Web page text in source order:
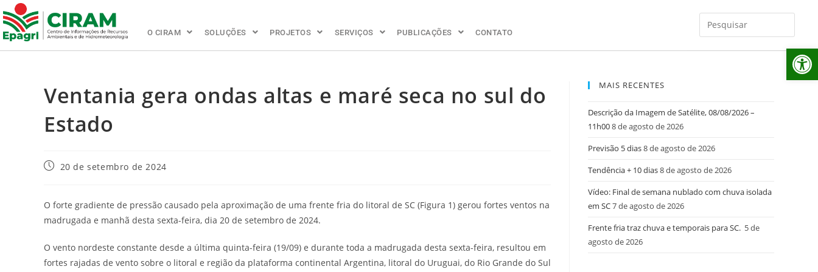
O CIRAM SOLUÇÕES PROJETOS SERVIÇOS PUBLICAÇÕES CONTATO
Ventania gera ondas altas e maré seca no sul do
Estado
20 de setembro de 2024
O forte gradiente de pressão causado pela aproximação de uma frente fria do litoral de SC (Figura 1) gerou fortes ventos na
madrugada e manhã desta sexta-feira, dia 20 de setembro de 2024.
O vento nordeste constante desde a última quinta-feira (19/09) e durante toda a madrugada desta sexta-feira, resultou em
fortes rajadas de vento sobre o litoral e região da plataforma continental Argentina, litoral do Uruguai, do Rio Grande do Sul
MAIS RECENTES
Descrição da Imagem de Satélite, 08/08/2026 –
11h008 de agosto de 2026
Previsão 5 dias8 de agosto de 2026
Tendência + 10 dias8 de agosto de 2026
Vídeo: Final de semana nublado com chuva isolada
em SC7 de agosto de 2026
Frente fria traz chuva e temporais para SC. 5 de
agosto de 2026